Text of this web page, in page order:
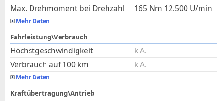
Max. Drehmoment bei Drehzahl
165 Nm 12.500 U/min
Mehr Daten
Fahrleistung\Verbrauch
Höchstgeschwindigkeit
k.A.
Verbrauch auf 100 km
k.A.
Mehr Daten
Kraftübertragung\Antrieb